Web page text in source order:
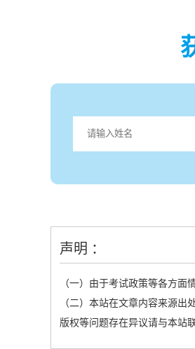
声明 ：
（一）由于考试政策等各方面
（二）本站在文章内容来源出
版权等问题存在异议请与本站